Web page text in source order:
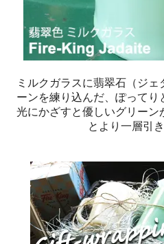
ミルクガラスに翡翠石（ジェ
ーンを練り込んだ、ぽってり
光にかざすと優しいグリーン
とより一層引